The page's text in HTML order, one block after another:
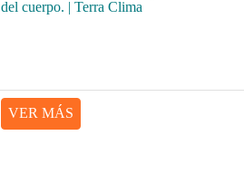
del cuerpo. | Terra Clima
VER MÁS